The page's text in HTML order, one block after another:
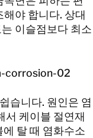
야 합니다. 상대
이슬점보다 최소
습니다. 원인은 염
서 케이블 절연재
탈 때 염화수소